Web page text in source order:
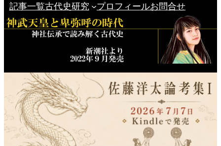
記事一覧古代史研究 プロフィールお問合せ